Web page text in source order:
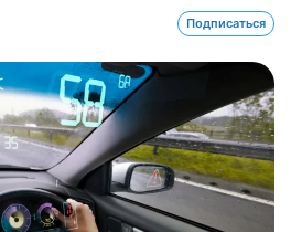
Подписаться